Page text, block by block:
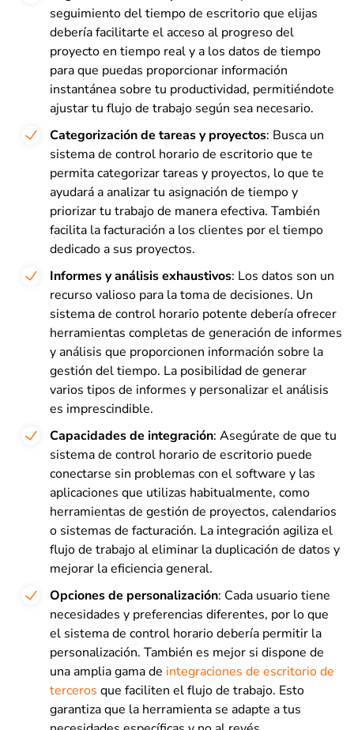
seguimiento del tiempo de escritorio que elijas
debería facilitarte el acceso al progreso del
proyecto en tiempo real y a los datos de tiempo
para que puedas proporcionar información
instantánea sobre tu productividad, permitiéndote
ajustar tu flujo de trabajo según sea necesario.
Categorización de tareas y proyectos: Busca un
sistema de control horario de escritorio que te
permita categorizar tareas y proyectos, lo que te
ayudará a analizar tu asignación de tiempo y
priorizar tu trabajo de manera efectiva. También
facilita la facturación a los clientes por el tiempo
dedicado a sus proyectos.
Informes y análisis exhaustivos: Los datos son un
recurso valioso para la toma de decisiones. Un
sistema de control horario potente debería ofrecer
herramientas completas de generación de informes
y análisis que proporcionen información sobre la
gestión del tiempo. La posibilidad de generar
varios tipos de informes y personalizar el análisis
es imprescindible.
Capacidades de integración: Asegúrate de que tu
sistema de control horario de escritorio puede
conectarse sin problemas con el software y las
aplicaciones que utilizas habitualmente, como
herramientas de gestión de proyectos, calendarios
o sistemas de facturación. La integración agiliza el
flujo de trabajo al eliminar la duplicación de datos y
mejorar la eficiencia general.
Opciones de personalización: Cada usuario tiene
necesidades y preferencias diferentes, por lo que
el sistema de control horario debería permitir la
personalización. También es mejor si dispone de
una amplia gama de integraciones de escritorio de
terceros que faciliten el flujo de trabajo. Esto
garantiza que la herramienta se adapte a tus